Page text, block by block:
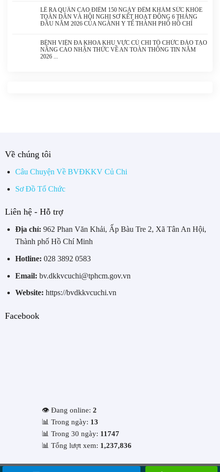
LỄ RA QUÂN CAO ĐIỂM 150 NGÀY ĐÊM KHÁM SỨC KHỎE
TOÀN DÂN VÀ HỘI NGHỊ SƠ KẾT HOẠT ĐỘNG 6 THÁNG
ĐẦU NĂM 2026 CỦA NGÀNH Y TẾ THÀNH PHỐ HỒ CHÍ
BỆNH VIỆN ĐA KHOA KHU VỰC CỦ CHI TỔ CHỨC ĐÀO TẠO
NÂNG CAO NHẬN THỨC VỀ AN TOÀN THÔNG TIN NĂM
2026
Về chúng tôi
Câu Chuyện Về BVĐKKV Củ Chi
Sơ Đồ Tổ Chức
Liên hệ - Hỗ trợ
Địa chỉ: 962 Phan Văn Khải, Ấp Bàu Tre 2, Xã Tân An Hội,
Thành phố Hồ Chí Minh
Hotline: 028 3892 0583
Email: bv.dkkvcuchi@tphcm.gov.vn
Website: https://bvdkkvcuchi.vn
Facebook
👁️ Đang online: 2
📊 Trong ngày: 13
📊 Trong 30 ngày: 11747
📊 Tổng lượt xem: 1,237,836